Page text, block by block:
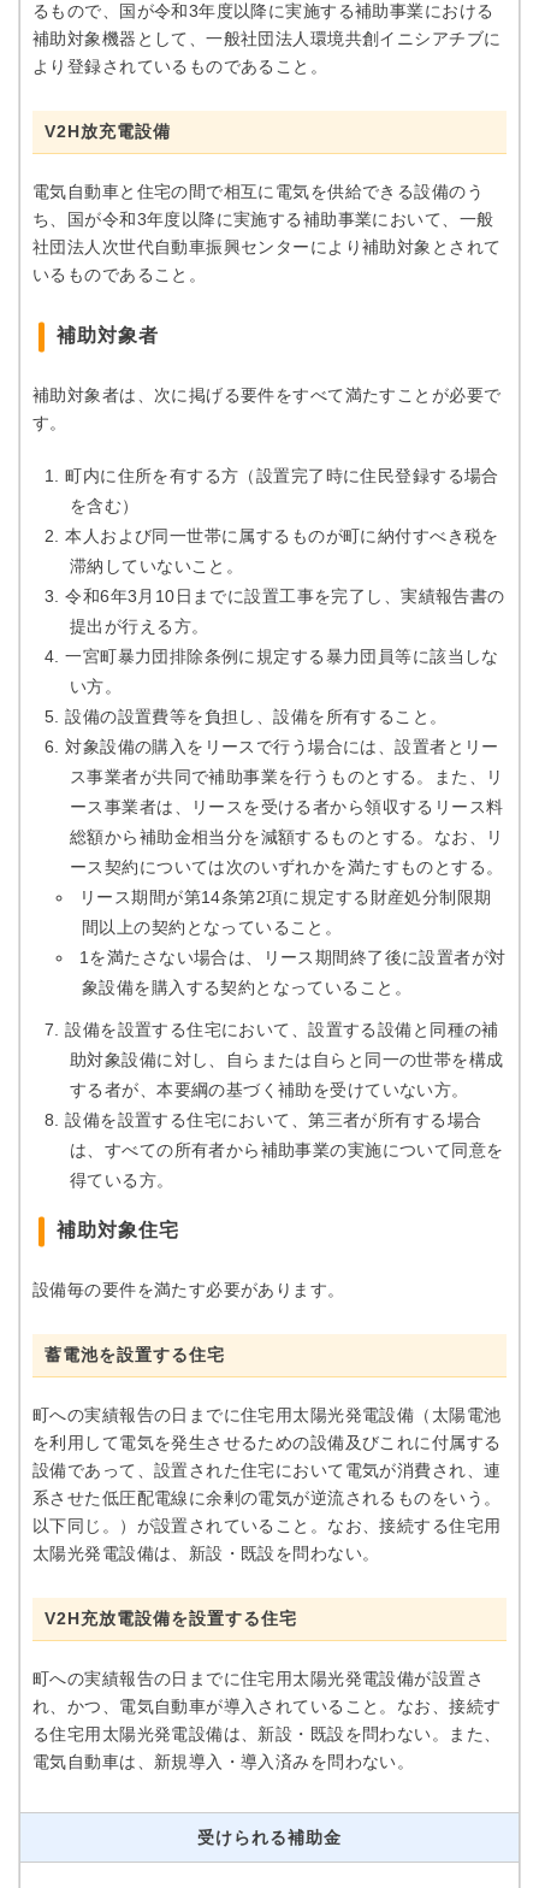
るもので、国が令和3年度以降に実施する補助事業における
補助対象機器として、一般社団法人環境共創イニシアチブに
より登録されているものであること。
V2H放充電設備
電気自動車と住宅の間で相互に電気を供給できる設備のう
ち、国が令和3年度以降に実施する補助事業において、一般
社団法人次世代自動車振興センターにより補助対象とされて
いるものであること。
補助対象者
補助対象者は、次に掲げる要件をすべて満たすことが必要で
す。
町内に住所を有する方（設置完了時に住民登録する場合
を含む）
本人および同一世帯に属するものが町に納付すべき税を
滞納していないこと。
令和6年3月10日までに設置工事を完了し、実績報告書の
提出が行える方。
一宮町暴力団排除条例に規定する暴力団員等に該当しな
い方。
設備の設置費等を負担し、設備を所有すること。
対象設備の購入をリースで行う場合には、設置者とリー
ス事業者が共同で補助事業を行うものとする。また、リ
ース事業者は、リースを受ける者から領収するリース料
総額から補助金相当分を減額するものとする。なお、リ
ース契約については次のいずれかを満たすものとする。
リース期間が第14条第2項に規定する財産処分制限期
間以上の契約となっていること。
1を満たさない場合は、リース期間終了後に設置者が対
象設備を購入する契約となっていること。
設備を設置する住宅において、設置する設備と同種の補
助対象設備に対し、自らまたは自らと同一の世帯を構成
する者が、本要綱の基づく補助を受けていない方。
設備を設置する住宅において、第三者が所有する場合
は、すべての所有者から補助事業の実施について同意を
得ている方。
補助対象住宅
設備毎の要件を満たす必要があります。
蓄電池を設置する住宅
町への実績報告の日までに住宅用太陽光発電設備（太陽電池
を利用して電気を発生させるための設備及びこれに付属する
設備であって、設置された住宅において電気が消費され、連
系させた低圧配電線に余剰の電気が逆流されるものをいう。
以下同じ。）が設置されていること。なお、接続する住宅用
太陽光発電設備は、新設・既設を問わない。
V2H充放電設備を設置する住宅
町への実績報告の日までに住宅用太陽光発電設備が設置さ
れ、かつ、電気自動車が導入されていること。なお、接続す
る住宅用太陽光発電設備は、新設・既設を問わない。また、
電気自動車は、新規導入・導入済みを問わない。
受けられる補助金